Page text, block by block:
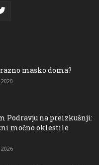
masko doma?
Podravju na preizkušnji:
močno oklestile